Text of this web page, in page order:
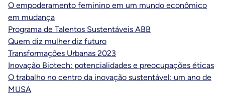
O empoderamento feminino em um mundo econômico
em mudança
Programa de Talentos Sustentáveis ABB
Quem diz mulher diz futuro
Transformações Urbanas 2023
Inovação Biotech: potencialidades e preocupações éticas
O trabalho no centro da inovação sustentável: um ano de
MUSA